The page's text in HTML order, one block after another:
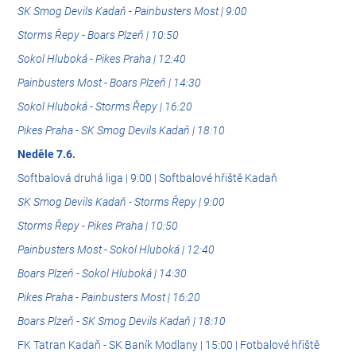
SK Smog Devils Kadaň - Painbusters Most | 9:00
Storms Řepy - Boars Plzeň | 10:50
Sokol Hluboká - Pikes Praha | 12:40
Painbusters Most - Boars Plzeň | 14:30
Sokol Hluboká - Storms Řepy | 16:20
Pikes Praha - SK Smog Devils Kadaň | 18:10
Neděle 7.6.
Softbalová druhá liga | 9:00 | Softbalové hřiště Kadaň
SK Smog Devils Kadaň - Storms Řepy | 9:00
Storms Řepy - Pikes Praha | 10:50
Painbusters Most - Sokol Hluboká | 12:40
Boars Plzeň - Sokol Hluboká | 14:30
Pikes Praha - Painbusters Most | 16:20
Boars Plzeň - SK Smog Devils Kadaň | 18:10
FK Tatran Kadaň - SK Baník Modlany | 15:00 | Fotbalové hřiště